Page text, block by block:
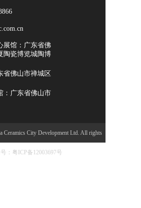
展馆：广东省佛
陶瓷博览城陶博
省佛山市禅城区
：广东省佛山市
Ceramics City Development Ltd. All rights
：粤ICP备12003697号